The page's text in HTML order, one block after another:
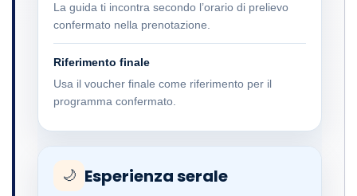
La guida ti incontra secondo l’orario di prelievo
confermato nella prenotazione.
Riferimento finale
Usa il voucher finale come riferimento per il
programma confermato.
🌙 Esperienza serale